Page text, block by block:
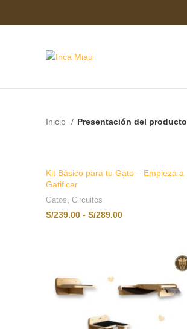
Inicio Presentación del producto
Kit Básico para tu Gato – Empieza a
Gatificar
Gatos, Circuitos
S/239.00 - S/289.00